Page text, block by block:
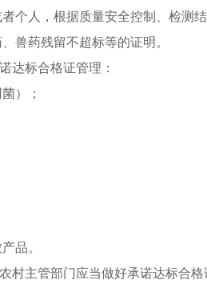
个人，根据质量安全控制、检测
兽药残留不超标等的证明。
达标合格证管理：
）；
品。
村主管部门应当做好承诺达标合